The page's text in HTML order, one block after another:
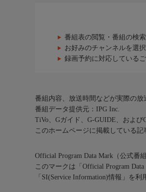
番組表の閲覧・番組の検
お好みのチャンネルを選
録画予約に対応している
番組内容、放送時間などが実際の放
番組データ提供元：IPG Inc.
TiVo、Gガイド、G-GUIDE、およ
このホームページに掲載している
Official Program Data Mark（公式番
このマークは「Official Program
「SI(Service Information)情報」を